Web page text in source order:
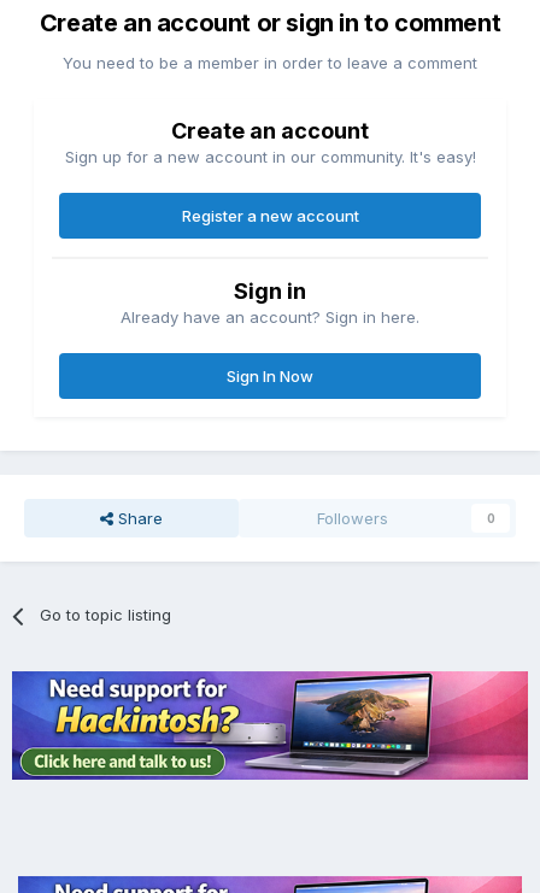
Create an account or sign in to comment
You need to be a member in order to leave a comment
Create an account
Sign up for a new account in our community. It's easy!
Register a new account
Sign in
Already have an account? Sign in here.
Sign In Now
Share Followers 0
Go to topic listing